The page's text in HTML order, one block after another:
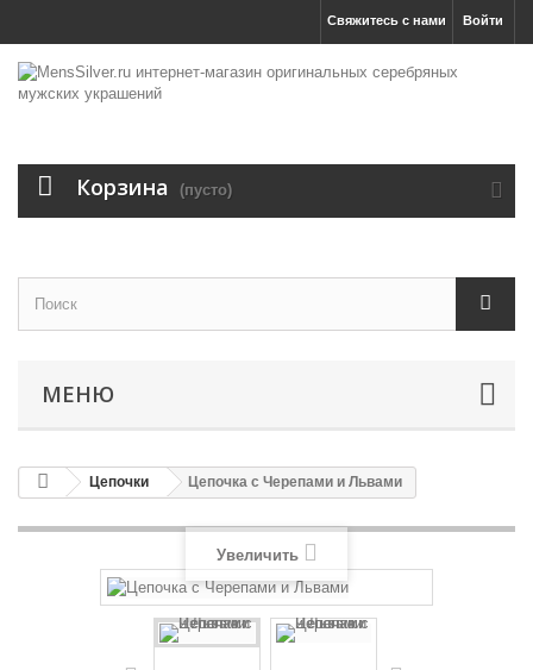
Войти
Свяжитесь с нами
Корзина (пусто)
МЕНЮ
Цепочки Цепочка с Черепами и Львами
Увеличить